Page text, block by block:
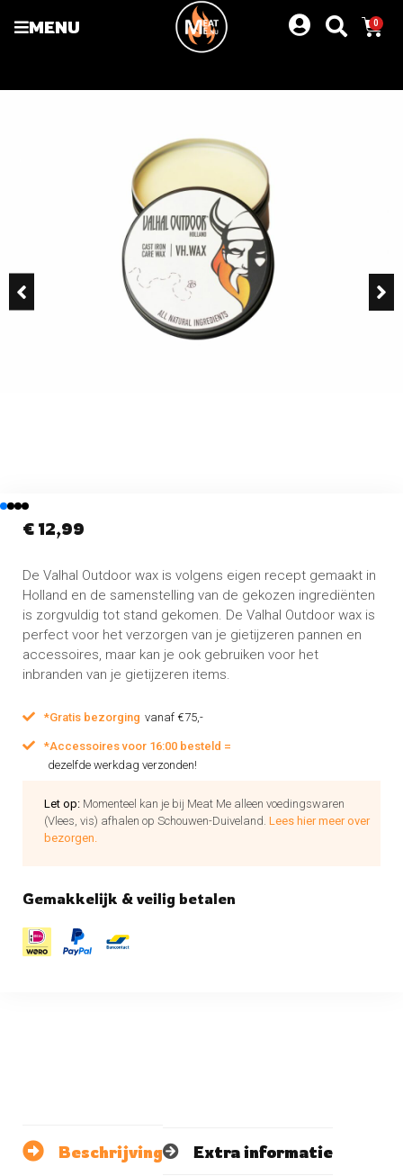
MENU 0
€ 12,99
De Valhal Outdoor wax is volgens eigen recept gemaakt in
Holland en de samenstelling van de gekozen ingrediënten
is zorgvuldig tot stand gekomen. De Valhal Outdoor wax is
perfect voor het verzorgen van je gietijzeren pannen en
accessoires, maar kan je ook gebruiken voor het
inbranden van je gietijzeren items.
*Gratis bezorging vanaf €75,-
*Accessoires voor 16:00 besteld =
dezelfde werkdag verzonden!
Let op: Momenteel kan je bij Meat Me alleen voedingswaren
(Vlees, vis) afhalen op Schouwen-Duiveland. Lees hier meer over
bezorgen.
Gemakkelijk & veilig betalen
Beschrijving Extra informatie